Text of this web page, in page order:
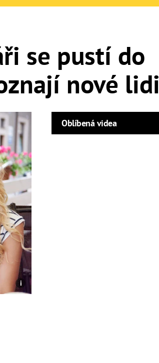
se pustí do
nové lidi
Oblíbená videa